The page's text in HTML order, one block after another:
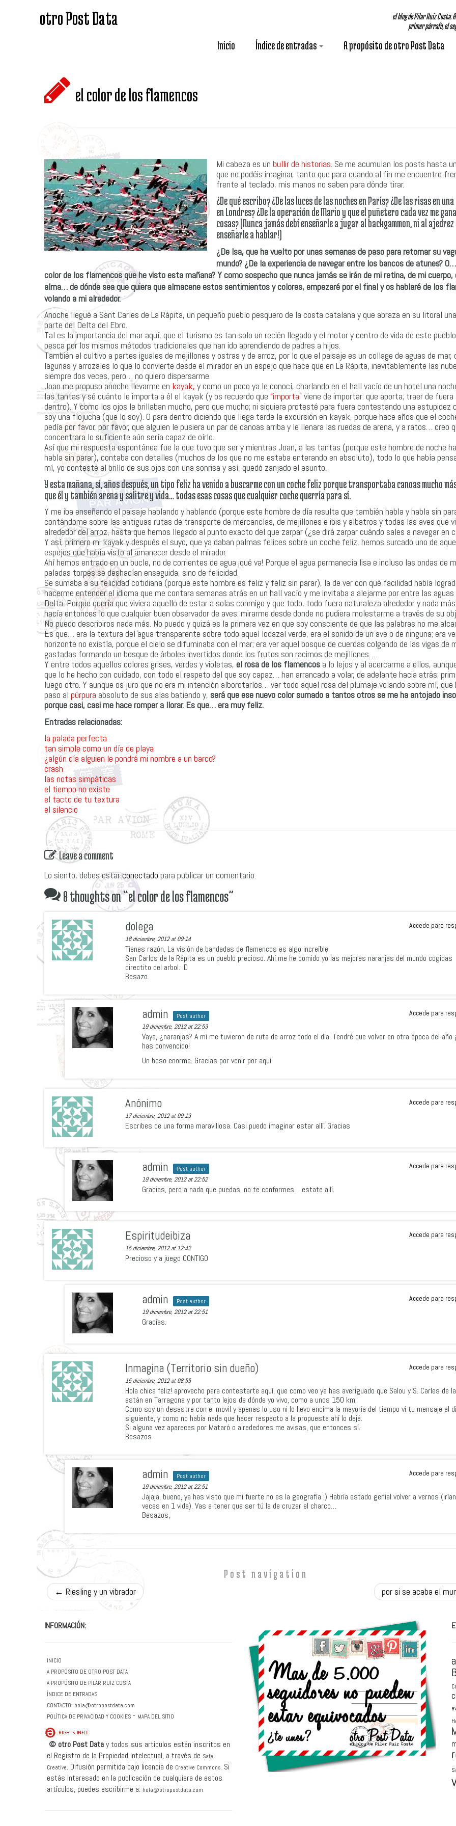
otro Post Data
el blog de Pilar Ruiz Costa.
primer párrafo, el
Inicio Índice de entradas A propósito de otro Post Data
el color de los flamencos
Mi cabeza es un bullir de historias. Se me acumulan los posts hasta
que no podéis imaginar, tanto que para cuando al fin me encuentro
frente al teclado, mis manos no saben para dónde tirar.
¿De qué escribo? ¿De las luces de las noches en París? ¿De las risas en
en Londres? ¿De la operación de Mario y que el puñetero cada vez me
cosas? (Nunca jamás debí enseñarle a jugar al backgammon, ni al ajedrez
enseñarle a hablar!)
¿De Isa, que ha vuelto por unas semanas de paso para retomar su
mundo? ¿De la experiencia de navegar entre los bancos de atunes?
color de los flamencos que he visto esta mañana? Y como sospecho que nunca jamás se irán de mi retina, de mi cuerpo,
alma… de dónde sea que quiera que almacene estos sentimientos y colores, empezaré por el final y os hablaré de los
volando a mi alrededor.
Anoche llegué a Sant Carles de La Ràpita, un pequeño pueblo pesquero de la costa catalana y que abraza en su litoral
parte del Delta del Ebro.
Tal es la importancia del mar aquí, que el turismo es tan solo un recién llegado y el motor y centro de vida de este
pesca por los mismos métodos tradicionales que han ido aprendiendo de padres a hijos.
También el cultivo a partes iguales de mejillones y ostras y de arroz, por lo que el paisaje es un collage de aguas de mar,
lagunas y arrozales lo que lo convierte desde el mirador en un espejo que hace que en La Ràpita, inevitablemente las
siempre dos veces, pero… no quiero dispersarme.
Joan me propuso anoche llevarme en kayak, y como un poco ya le conocí, charlando en el hall vacío de un hotel una
las tantas y sé cuánto le importa a él el kayak (y os recuerdo que “importa”viene de importar: que aporta; traer de fuera
dentro). Y como los ojos le brillaban mucho, pero que mucho; ni siquiera protesté para fuera contestando una estupidez
soy una flojucha (que lo soy). O para dentro diciendo que llega tarde la excursión en kayak, porque hace años que el
pedía por favor, por favor, que alguien le pusiera un par de canoas arriba y le llenara las ruedas de arena, y a ratos… creo
concentrara lo suficiente aún sería capaz de oírlo.
Así que mi respuesta espontánea fue la que tuvo que ser y mientras Joan, a las tantas (porque este hombre de noche
habla sin parar), contaba con detalles (muchos de los que no me estaba enterando en absoluto), todo lo que había
mí, yo contesté al brillo de sus ojos con una sonrisa y así, quedó zanjado el asunto.
Y esta mañana, sí, años después, un tipo feliz ha venido a buscarme con un coche feliz porque transportaba canoas mucho
que él y también arena y salitre y vida… todas esas cosas que cualquier coche querría para sí.
Y me iba enseñando el paisaje hablando y hablando (porque este hombre de día resulta que también habla y habla sin
contándome sobre las antiguas rutas de transporte de mercancías, de mejillones e ibis y albatros y todas las aves que
alrededor del arroz, hasta que hemos llegado al punto exacto del que zarpar (¿se dirá zarpar cuándo sales a navegar en
Y así, primero mi kayak y después el suyo, que ya daban palmas felices sobre un coche feliz, hemos surcado uno de
espejos que había visto al amanecer desde el mirador.
Ahí hemos entrado en un bucle, no de corrientes de agua ¡qué va! Porque el agua permanecía lisa e incluso las ondas de
paladas torpes se deshacían enseguida, sino de felicidad.
Se sumaba a su felicidad cotidiana (porque este hombre es feliz y feliz sin parar), la de ver con qué facilidad había
hacerme entender el idioma que me contara semanas atrás en un hall vacío y me invitaba a alejarme por entre las aguas
Delta. Porque quería que viviera aquello de estar a solas conmigo y que todo, todo fuera naturaleza alrededor y nada
hacía entonces lo que cualquier buen observador de aves: mirarme desde donde no pudiera molestarme a través de su
No puedo describiros nada más. No puedo y quizá es la primera vez en que soy consciente de que las palabras no me
Es que… era la textura del agua transparente sobre todo aquel lodazal verde, era el sonido de un ave o de ninguna; era
horizonte no existía, porque el cielo se difuminaba con el mar; era ver aquel bosque de cuerdas colgando de las vigas de
gastadas formando un bosque de árboles invertidos donde los frutos son racimos de mejillones…
Y entre todos aquellos colores grises, verdes y violetas, el rosa de los flamencos a lo lejos y al acercarme a ellos,
que lo he hecho con cuidado, con todo el respeto del que soy capaz… han arrancado a volar, de adelante hacia atrás;
luego otro. Y aunque os juro que no era mi intención alborotarlos… ver todo aquel rosa del plumaje volando sobre mí, que
paso al púrpura absoluto de sus alas batiendo y, será que ese nuevo color sumado a tantos otros se me ha antojado
porque casi, casi me hace romper a llorar. Es que… era muy feliz.
Entradas relacionadas:
la palada perfecta
tan simple como un día de playa
¿algún día alguien le pondrá mi nombre a un barco?
crash
las notas simpáticas
el tiempo no existe
el tacto de tu textura
el silencio
Leave a comment
Lo siento, debes estarconectado para publicar un comentario.
8 thoughts on “el color de los flamencos”
Accede para
dolega
18 diciembre, 2012 at 09:14
Tienes razón. La visión de bandadas de flamencos es algo increíble.
San Carlos de la Rápita es un pueblo precioso. Ahí me he comido yo las mejores naranjas del mundo cogidas
directito del arbol. :D
Besazo
Accede para
admin Post author
19 diciembre, 2012 at 22:53
Vaya, ¿naranjas? A mí me tuvieron de ruta de arroz todo el día. Tendré que volver en otra época del año
has convencido!
Un beso enorme. Gracias por venir por aquí.
Accede para
Anónimo
17 diciembre, 2012 at 09:13
Escribes de una forma maravillosa. Casi puedo imaginar estar allí. Gracias
Accede para
admin Post author
19 diciembre, 2012 at 22:52
Gracias, pero a nada que puedas, no te conformes… estate allí.
Accede para
Espiritudeibiza
15 diciembre, 2012 at 12:42
Precioso y a juego CONTIGO
Accede para
admin Post author
19 diciembre, 2012 at 22:51
Gracias.
Accede para
Inmagina (Territorio sin dueño)
15 diciembre, 2012 at 08:55
Hola chica feliz! aprovecho para contestarte aquí, que como veo ya has averiguado que Salou y S. Carles de
están en Tarragona y por tanto lejos de dónde yo vivo, como a unos 150 km.
Como soy un desastre con el movil y apenas lo uso ni lo llevo encima la mayoría del tiempo vi tu mensaje al
siguiente, y como no había nada que hacer respecto a la propuesta ahí lo dejé.
Si alguna vez apareces por Mataró o alrededores me avisas, que entonces sí.
Besazos
Accede para
admin Post author
19 diciembre, 2012 at 22:51
Jajaja, bueno, ya has visto que mi fuerte no es la geografía ;) Habría estado genial volver a vernos
veces en 1 vida). Vas a tener que ser tú la de cruzar el charco…
Besazos,
Post navigation
← Riesling y un vibrador por si se acaba el
INFORMACIÓN:
INICIO
A PROPÓSITO DE OTRO POST DATA
A PROPÓSITO DE PILAR RUIZ COSTA
ÍNDICE DE ENTRADAS
CONTACTO: hola@otropostdata.com
POLÍTICA DE PRIVACIDAD Y COOKIES - MAPA DEL SITIO
© otro Post Datay todos sus artículos están inscritos en
el Registro de la Propiedad Intelectual, a través de Safe
Creative. Difusión permitida bajo licencia de Creative Commons. Si
estás interesado en la publicación de cualquiera de estos
artículos, puedes escribirme a: hola@otropostdata.com